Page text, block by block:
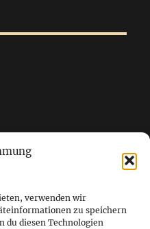
verwenden wir
zu speichern
du diesen Technologien